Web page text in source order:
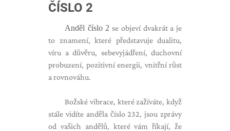
ČÍSLO 2
Anděl číslo 2 se objeví dvakrát a je
to znamení, které představuje dualitu,
víru a důvěru, sebevyjádření, duchovní
probuzení, pozitivní energii, vnitřní růst
a rovnováhu.
Božské vibrace, které zažíváte, když
stále vidíte anděla číslo 232, jsou zprávy
od vašich andělů, které vám říkají, že